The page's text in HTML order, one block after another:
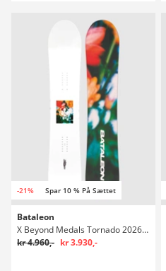
-21% Spar 10 % På Sættet
Bataleon
X Beyond Medals Tornado 2026 Snowboard
kr 4.960,- kr 3.930,-